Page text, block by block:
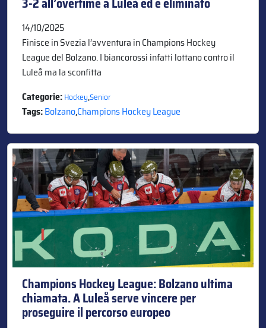
14/10/2025
Finisce in Svezia l’avventura in Champions Hockey
League del Bolzano. I biancorossi infatti lottano contro il
Luleå ma la sconfitta
Categorie:Hockey,Senior
Tags:Bolzano,Champions Hockey League
Champions Hockey League: Bolzano ultima
chiamata. A Luleå serve vincere per
proseguire il percorso europeo